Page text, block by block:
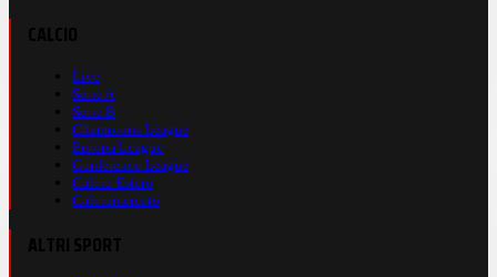
Live
Serie A
Serie B
Champions League
Europa League
Conference League
Calcio Estero
Calciomercato